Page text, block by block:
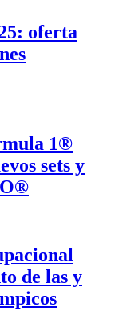
oferta
1®
sets y
de las y